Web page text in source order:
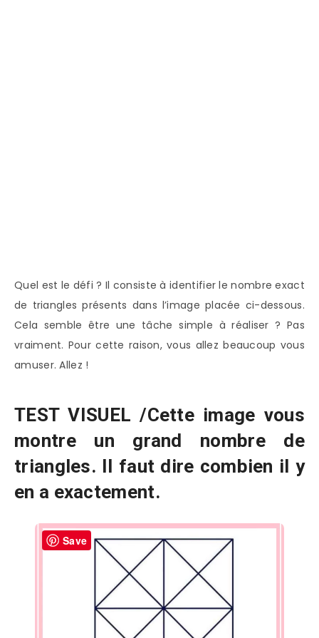
Quel est le défi ? Il consiste à identifier le nombre exact
de triangles présents dans l’image placée ci-dessous.
Cela semble être une tâche simple à réaliser ? Pas
vraiment. Pour cette raison, vous allez beaucoup vous
amuser. Allez !
TEST VISUEL /Cette image vous
montre un grand nombre de
triangles. Il faut dire combien il y
en a exactement.
Save